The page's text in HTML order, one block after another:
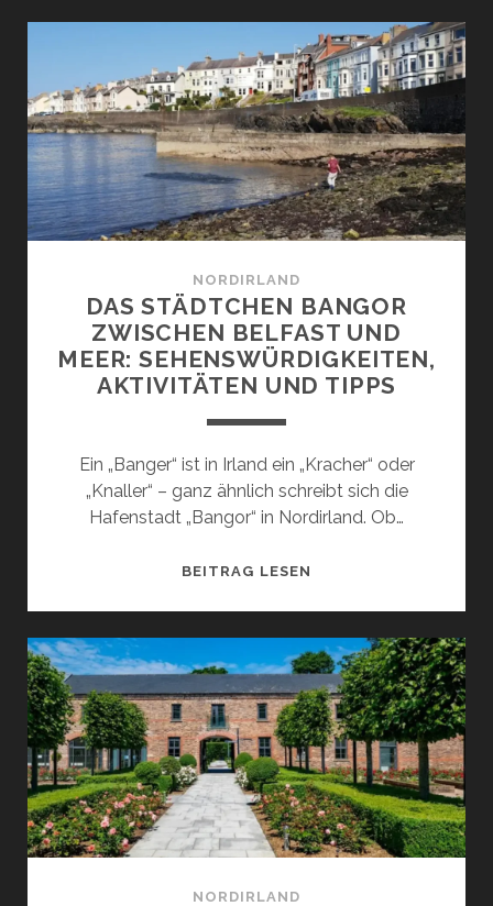
UND
AKTIVITÄTEN
NORDIRLAND
DAS STÄDTCHEN BANGOR
ZWISCHEN BELFAST UND
MEER: SEHENSWÜRDIGKEITEN,
AKTIVITÄTEN UND TIPPS
Ein „Banger“ ist in Irland ein „Kracher“ oder
„Knaller“ – ganz ähnlich schreibt sich die
Hafenstadt „Bangor“ in Nordirland. Ob…
BEITRAG LESEN
ZWISCHEN
BELFAST
UND
MEER:
AKTIVITÄTEN
UND
TIPPS
NORDIRLAND